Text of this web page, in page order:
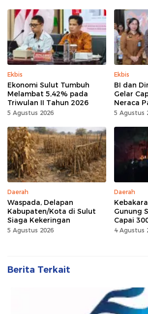
Ekbis
Ekonomi Sulut Tumbuh
Melambat 5,42% pada
Triwulan II Tahun 2026
5 Agustus 2026
Ekbis
BI dan
Gelar
Neraca
5 Agustus
Daerah
Waspada, Delapan
Kabupaten/Kota di Sulut
Siaga Kekeringan
5 Agustus 2026
Daerah
Gunung
Capai
4 Agustus
Berita Terkait